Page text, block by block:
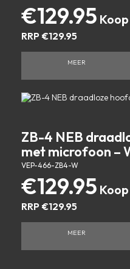
€129.95
RRP €129.95
MEER
ZB-4 NEB
met microfoon –
VEP-466-ZB4-W
€129.95
RRP €129.95
MEER